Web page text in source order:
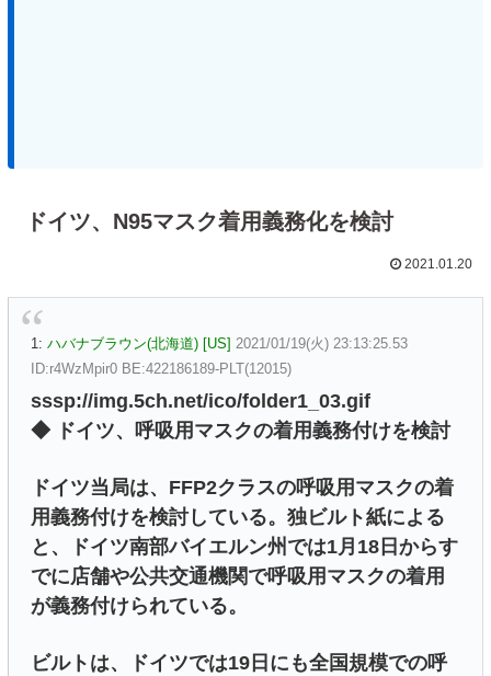
ドイツ、N95マスク着用義務化を検討
2021.01.20
1: ハバナブラウン(北海道) [US] 2021/01/19(火) 23:13:25.53
ID:r4WzMpir0 BE:422186189-PLT(12015)
sssp://img.5ch.net/ico/folder1_03.gif
◆ ドイツ、呼吸用マスクの着用義務付けを検討
ドイツ当局は、FFP2クラスの呼吸用マスクの着
用義務付けを検討している。独ビルト紙による
と、ドイツ南部バイエルン州では1月18日からす
でに店舗や公共交通機関で呼吸用マスクの着用
が義務付けられている。
ビルトは、ドイツでは19日にも全国規模での呼